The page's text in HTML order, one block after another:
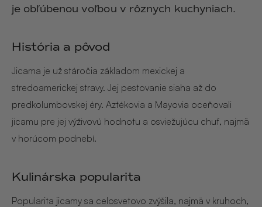
je obľúbenou voľbou v rôznych kuchyniach.
História a pôvod
Jicama je už stáročia základom mexickej a
stredoamerickej stravy. Jej pestovanie siaha až do
predkolumbovskej éry. Aztékovia a Mayovia oceňovali
jicamu pre jej výživovú hodnotu a osviežujúcu chuť, najmä
v horúcom podnebí.
Kulinárska popularita
Popularita jicamy sa celosvetovo zvýšila, najmä v kruhoch,